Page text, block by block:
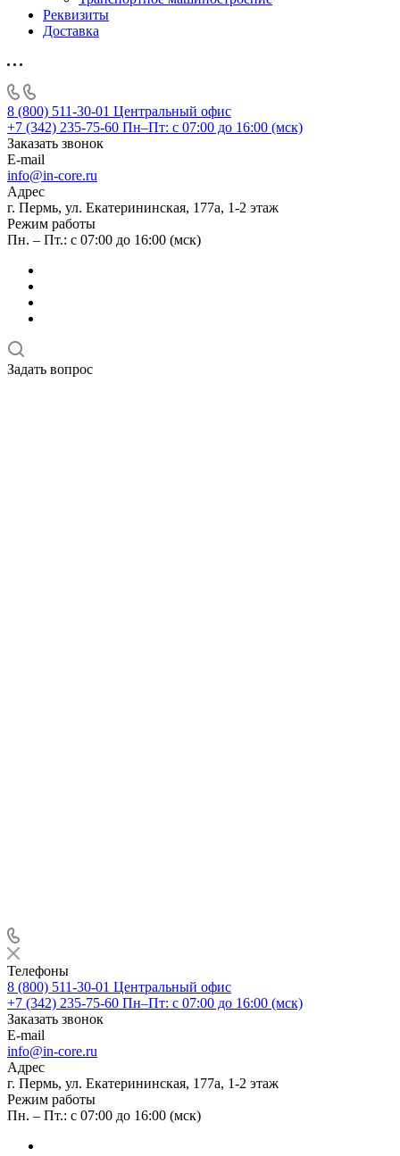
Реквизиты
Доставка
8 (800) 511-30-01 Центральный офис
+7 (342) 235-75-60 Пн–Пт: с 07:00 до 16:00 (мск)
Заказать звонок
E-mail
info@in-core.ru
Адрес
г. Пермь, ул. ​Екатерининская, 177а, ​1-2 этаж
Режим работы
Пн. – Пт.: с 07:00 до 16:00 (мск)
Задать вопрос
Телефоны
8 (800) 511-30-01 Центральный офис
+7 (342) 235-75-60 Пн–Пт: с 07:00 до 16:00 (мск)
Заказать звонок
E-mail
info@in-core.ru
Адрес
г. Пермь, ул. ​Екатерининская, 177а, ​1-2 этаж
Режим работы
Пн. – Пт.: с 07:00 до 16:00 (мск)